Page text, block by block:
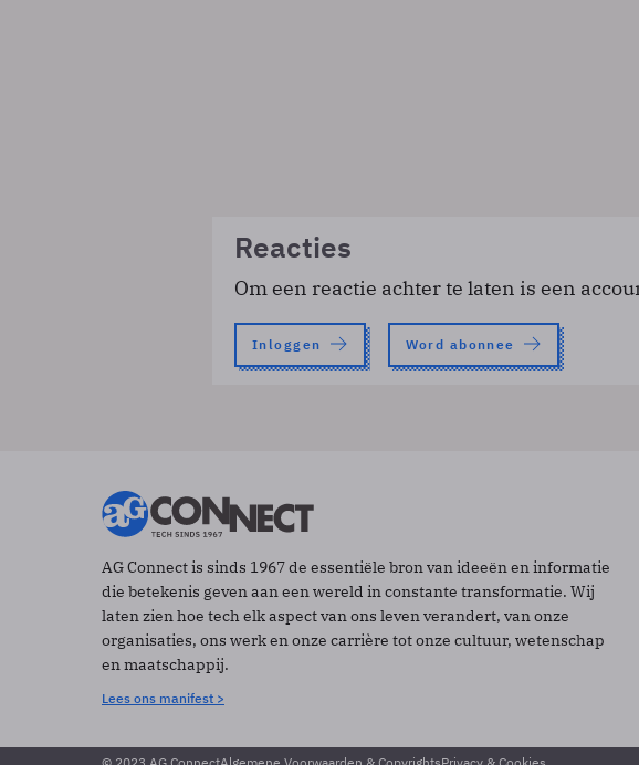
Reacties
Om een reactie achter te laten is een
Inloggen Word abonnee
AG Connect is sinds 1967 de essentiële bron van ideeën en informatie
die betekenis geven aan een wereld in constante transformatie. Wij
laten zien hoe tech elk aspect van ons leven verandert, van onze
organisaties, ons werk en onze carrière tot onze cultuur, wetenschap
en maatschappij.
Lees ons manifest >